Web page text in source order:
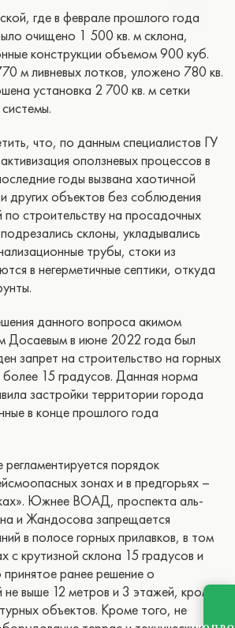
где в феврале прошлого года
очищено 1 500 кв. м склона,
конструкции объемом 900 куб.
м ливневых лотков, уложено 780 кв.
установка 2 700 кв. м сетки
что, по данным специалистов ГУ
оползневых процессов в
годы вызвана хаотичной
других объектов без соблюдения
строительству на просадочных
склоны, укладывались
трубы, стоки из
в негерметичные септики, откуда
данного вопроса акимом
Досаевым в июне 2022 года был
запрет на строительство на горных
более 15 градусов. Данная норма
застройки территории города
в конце прошлого года
порядок
зонах и в предгорьях –
Южнее ВОАД, проспекта аль-
и Жандосова запрещается
в полосе горных прилавков, в том
с крутизной склона 15 градусов и
ранее решение о
выше 12 метров и 3 этажей, кроме
объектов. Кроме того, не